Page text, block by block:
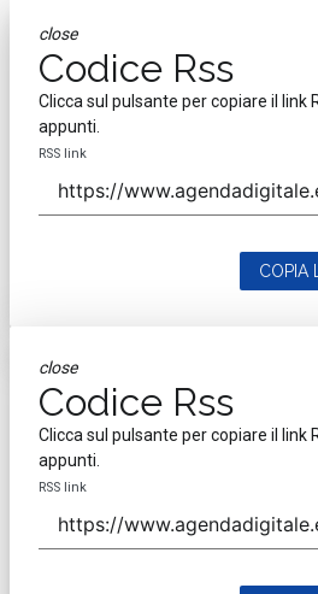
close
Codice Rss
Clicca sul pulsante per copiare il link
appunti.
RSS link
COPIA
close
Codice Rss
Clicca sul pulsante per copiare il link
appunti.
RSS link